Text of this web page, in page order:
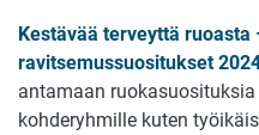
Kestävää terveyttä ruoasta
ravitsemussuositukset
antamaan
kohderyhmille kuten